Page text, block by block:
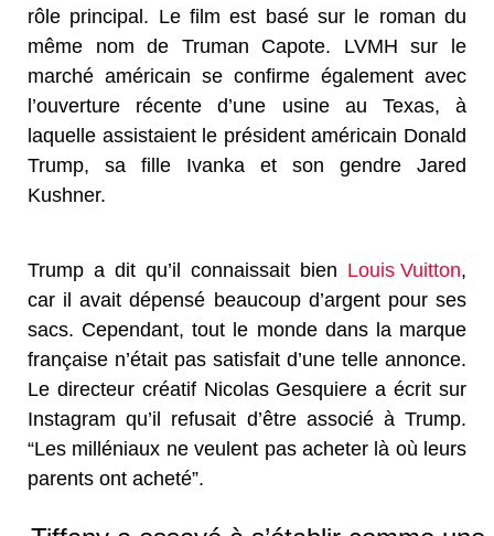
rôle principal. Le film est basé sur le roman du
même nom de Truman Capote. LVMH sur le
marché américain se confirme également avec
l’ouverture récente d’une usine au Texas, à
laquelle assistaient le président américain Donald
Trump, sa fille Ivanka et son gendre Jared
Kushner.
Trump a dit qu’il connaissait bien Louis Vuitton,
car il avait dépensé beaucoup d’argent pour ses
sacs. Cependant, tout le monde dans la marque
française n’était pas satisfait d’une telle annonce.
Le directeur créatif Nicolas Gesquiere a écrit sur
Instagram qu’il refusait d’être associé à Trump.
“Les milléniaux ne veulent pas acheter là où leurs
parents ont acheté”.